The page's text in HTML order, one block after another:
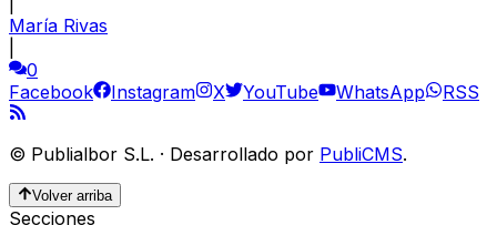
María Rivas
0
Facebook
Instagram X YouTube WhatsApp RSS
© Publialbor S.L. · Desarrollado por PubliCMS.
Volver arriba
Secciones